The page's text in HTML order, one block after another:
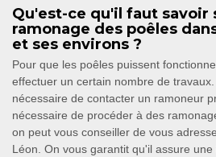
Qu'est-ce qu'il faut savoir
ramonage des poêles
et ses environs ?
Pour que les poêles puissent
effectuer un certain nombre de
nécessaire de contacter un ramoneur
nécessaire de procéder à des
on peut vous conseiller de vous
Léon. On vous garantit qu'il assure